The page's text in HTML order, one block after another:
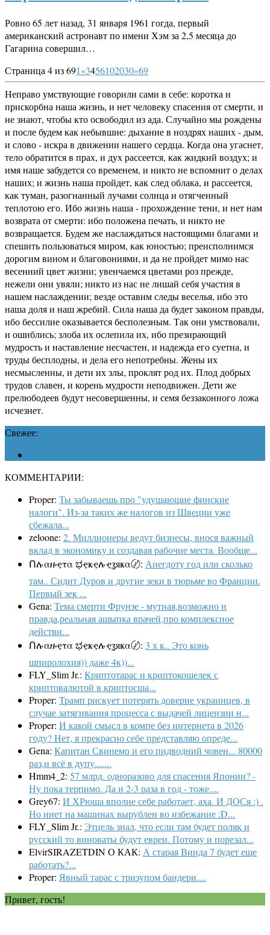
Ровно 65 лет назад, 31 января 1961 гогда, первый
американский астронавт по имени Хэм за 2,5 месяца до
Гагарина совершил…
Страница 4 из 691«3456102030»69
Неправо умствующие говорили сами в себе: коротка и
прискорбна наша жизнь, и нет человеку спасения от смерти, и
не знают, чтобы кто освободил из ада. Случайно мы рождены
и после будем как небывшие: дыхание в ноздрях наших - дым,
и слово - искра в движении нашего сердца. Когда она угаснет,
тело обратится в прах, и дух рассеется, как жидкий воздух; и
имя наше забудется со временем, и никто не вспомнит о делах
наших; и жизнь наша пройдет, как след облака, и рассеется,
как туман, разогнанный лучами солнца и отягченный
теплотою его. Ибо жизнь наша - прохождение тени, и нет нам
возврата от смерти: ибо положена печать, и никто не
возвращается. Будем же наслаждаться настоящими благами и
спешить пользоваться миром, как юностью; преисполнимся
дорогим вином и благовониями, и да не пройдет мимо нас
весенний цвет жизни; увенчаемся цветами роз прежде,
нежели они увяли; никто из нас не лишай себя участия в
нашем наслаждении; везде оставим следы веселья, ибо это
наша доля и наш жребий. Сила наша да будет законом правды,
ибо бессилие оказывается бесполезным. Так они умствовали,
и ошиблись; злоба их ослепила их, ибо презирающий
мудрость и наставление несчастен, и надежда его суетна, и
труды бесплодны, и дела его непотребны. Жены их
несмысленны, и дети их злы, проклят род их. Плод добрых
трудов славен, и корень мудрости неподвижен. Дети же
прелюбодеев будут несовершенны, и семя беззаконного ложа
исчезнет.
Свежее:
КОММЕНТАРИИ:
Proper: Ты забываешь про "удушающие финские
налоги". Из-за таких же налогов из Швеции уже
сбежала...
zeloone: 2. Миллионеры ведут бизнесы, внося важный
вклад в экономику и создавая рабочие места. Вообще...
Ոሉαዙҿτα ಭҿҝҿሉҿʓяҝα〄: Анегдоту год или сколько
там.. Сидит Дуров и другие зеки в тюрьме во Франции.
Первый зек ...
Gena: Тема смерти Фрунзе - мутная,возможно и
правда,реальная ашыпка врачей,про комплексное
действи...
Ոሉαዙҿτα ಭҿҝҿሉҿʓяҝα〄: 3 х к.. Это конь
шпиролохия)) даже 4к))...
FLY_Slim Jr.: Криптотарас и криптокошелек с
криптовалютой в криптосша...
Proper: Трамп рискует потерять доверие украинцев, в
случае затягивания процесса с выдачей лицензии н...
Proper: И какой смысл в компе без интернета в 2026
году? Нет, я прекрасно себе представляю опреде...
Gena: Капитан Свинемо и его пидводний човен... 80000
раз,и всё в дупу.......
Hmm4_2: 57 млрд. одноразово для спасения Японии? -
Ну пока терпимо. Да и 2-3 раза в год - тоже....
Grey67: И ХРюша вполне себе работает, аха. И ДОСя :) .
Но инет на машинах вырублен во избежание :D...
FLY_Slim Jr.: Этцель знал, что если там будет поляк и
русский то виноваты будут евреи. Потому и порезал...
ElvirSIRAZETDIN О КАК: А старая Винда 7 будет еще
работать?...
Proper: Явный тарас с тризупом бандери....
Привет, гость!